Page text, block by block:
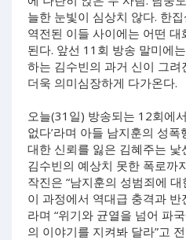
늘한 눈빛이 심상치 않다. 한
역전된 이들 사이에는 어떤
된다. 앞선 11회 방송 말미에
하는 김수빈의 과거 신이 그
더욱 의미심장하게 다가온다.
오늘(31일) 방송되는 12회에
없다’라며 아들 남지훈의 성
대한 신뢰를 잃은 김혜주는 낯
김수빈의 예상치 못한 폭로까
작진은 “남지훈의 성범죄에
이 과정에서 역대급 충격과 반
라며 “위기와 균열을 넘어 파
의 이야기를 지켜봐 달라”고